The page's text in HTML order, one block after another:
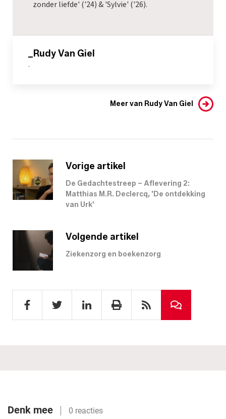
zonder liefde' ('24) & 'Sylvie' ('26).
_Rudy Van Giel
-
Meer van Rudy Van Giel
Vorige artikel
De Gedachtestreep – Aflevering 2:
Matthias M.R. Declercq, 'De ontdekking
van Urk'
Volgende artikel
Ziekenzorg en boekenzorg